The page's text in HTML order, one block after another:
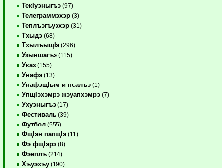
ТекIуэныгъэ (97)
Телеграммэхэр (3)
Теплъэгъуэхэр (31)
Тхыдэ (68)
ТхылъыщIэ (296)
Узыншагъэ (115)
Указ (155)
Унафэ (13)
УнафэщIым и псалъэ (1)
УпщIэхэмрэ жэуапхэмрэ (7)
Ухуэныгъэ (17)
Фестиваль (39)
Футбол (555)
ФщIэн папщIэ (11)
Фэ фщIэрэ (8)
Фэеплъ (214)
Хъуэхъу (190)